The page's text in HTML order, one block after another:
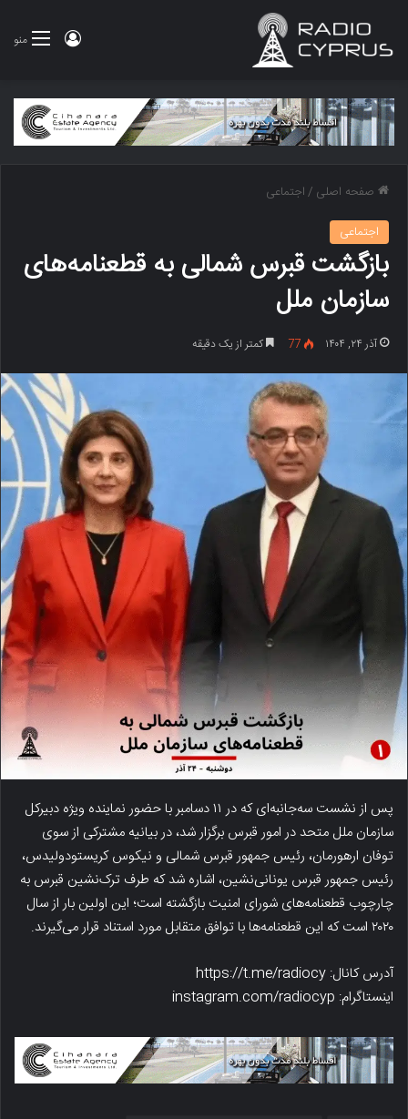
منو ورود
صفحه اصلی /اجتماعی
اجتماعی
بازگشت قبرس شمالی به قطعنامه‌های
سازمان ملل
آذر ۲۴, ۱۴۰۴ 77 کمتر از یک دقیقه
پس از نشست سه‌جانبه‌ای که در ۱۱ دسامبر با حضور نماینده ویژه دبیرکل
سازمان ملل متحد در امور قبرس برگزار شد، در بیانیه مشترکی از سوی
توفان ارهورمان، رئیس جمهور قبرس شمالی و نیکوس کریستودولیدس،
رئیس جمهور قبرس یونانی‌نشین، اشاره شد که طرف ترک‌نشین قبرس به
چارچوب قطعنامه‌های شورای امنیت بازگشته است؛ این اولین بار از سال
۲۰۲۰ است که این قطعنامه‌ها با توافق متقابل مورد استناد قرار می‌گیرند.
آدرس کانال: https://t.me/radiocy
اینستاگرام: instagram.com/radiocyp